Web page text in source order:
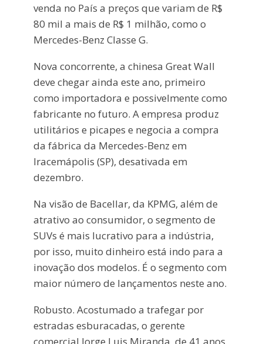
venda no País a preços que variam de R$
80 mil a mais de R$ 1 milhão, como o
Mercedes-Benz Classe G.
Nova concorrente, a chinesa Great Wall
deve chegar ainda este ano, primeiro
como importadora e possivelmente como
fabricante no futuro. A empresa produz
utilitários e picapes e negocia a compra
da fábrica da Mercedes-Benz em
Iracemápolis (SP), desativada em
dezembro.
Na visão de Bacellar, da KPMG, além de
atrativo ao consumidor, o segmento de
SUVs é mais lucrativo para a indústria,
por isso, muito dinheiro está indo para a
inovação dos modelos. É o segmento com
maior número de lançamentos neste ano.
Robusto. Acostumado a trafegar por
estradas esburacadas, o gerente